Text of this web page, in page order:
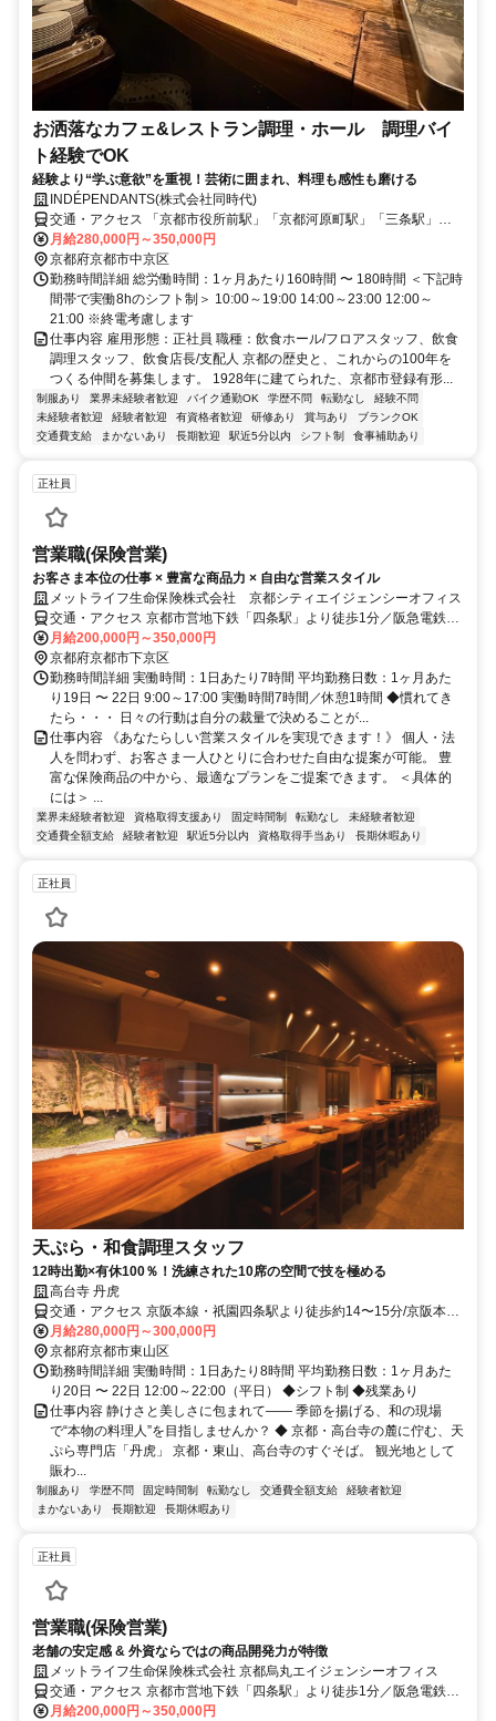
お洒落なカフェ&レストラン調理・ホール 調理バイ
ト経験でOK
経験より“学ぶ意欲”を重視！芸術に囲まれ、料理も感性も磨ける
INDÉPENDANTS(株式会社同時代)
交通・アクセス 「京都市役所前駅」「京都河原町駅」「三条駅」よ
り徒歩5分 ※バイク通勤可
月給280,000円～350,000円
京都府京都市中京区
勤務時間詳細 総労働時間：1ヶ月あたり160時間 〜 180時間 ＜下記時
間帯で実働8hのシフト制＞ 10:00～19:00 14:00～23:00 12:00～
21:00 ※終電考慮します
仕事内容 雇用形態：正社員 職種：飲食ホール/フロアスタッフ、飲食
調理スタッフ、飲食店長/支配人 京都の歴史と、これからの100年を
つくる仲間を募集します。 1928年に建てられた、京都市登録有形...
制服あり 業界未経験者歓迎 バイク通勤OK 学歴不問 転勤なし
経験不問
未経験者歓迎
経験者歓迎 有資格者歓迎 研修あり 賞与あり
ブランクOK
交通費支給
まかないあり 長期歓迎 駅近5分以内 シフト制 食事補助あり
正社員
営業職(保険営業)
お客さま本位の仕事 × 豊富な商品力 × 自由な営業スタイル
メットライフ生命保険株式会社 京都シティエイジェンシーオフィス
交通・アクセス 京都市営地下鉄「四条駅」より徒歩1分／阪急電鉄京
都線「烏丸駅」より徒歩2分
月給200,000円～350,000円
京都府京都市下京区
勤務時間詳細 実働時間：1日あたり7時間 平均勤務日数：1ヶ月あた
り19日 〜 22日 9:00～17:00 実働時間7時間／休憩1時間 ◆慣れてき
たら・・・ 日々の行動は自分の裁量で決めることが...
仕事内容 《あなたらしい営業スタイルを実現できます！》 個人・法
人を問わず、お客さま一人ひとりに合わせた自由な提案が可能。 豊
富な保険商品の中から、最適なプランをご提案できます。 ＜具体的
には＞ ...
業界未経験者歓迎 資格取得支援あり 固定時間制 転勤なし
未経験者歓迎
交通費全額支給
経験者歓迎 駅近5分以内 資格取得手当あり 長期休暇あり
正社員
天ぷら・和食調理スタッフ
12時出勤×有休100％！洗練された10席の空間で技を極める
高台寺 丹虎
交通・アクセス 京阪本線・祇園四条駅より徒歩約14〜15分/京阪本
線・東山駅より徒歩約19分/市バス「祇園」または「東山安井」より
徒歩約5分
月給280,000円～300,000円
京都府京都市東山区
勤務時間詳細 実働時間：1日あたり8時間 平均勤務日数：1ヶ月あた
り20日 〜 22日 12:00～22:00（平日） ◆シフト制 ◆残業あり
仕事内容 静けさと美しさに包まれて—— 季節を揚げる、和の現場
で“本物の料理人”を目指しませんか？ ◆ 京都・高台寺の麓に佇む、天
ぷら専門店「丹虎」 京都・東山、高台寺のすぐそば。 観光地として
賑わ...
制服あり 学歴不問 固定時間制 転勤なし 交通費全額支給
経験者歓迎
まかないあり
長期歓迎 長期休暇あり
正社員
営業職(保険営業)
老舗の安定感 & 外資ならではの商品開発力が特徴
メットライフ生命保険株式会社 京都烏丸エイジェンシーオフィス
交通・アクセス 京都市営地下鉄「四条駅」より徒歩1分／阪急電鉄京
都線「烏丸駅」より徒歩2分
月給200,000円～350,000円